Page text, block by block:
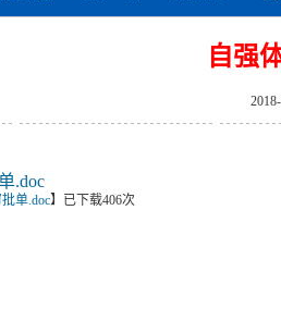
自强
.doc
单.doc】已下载406次